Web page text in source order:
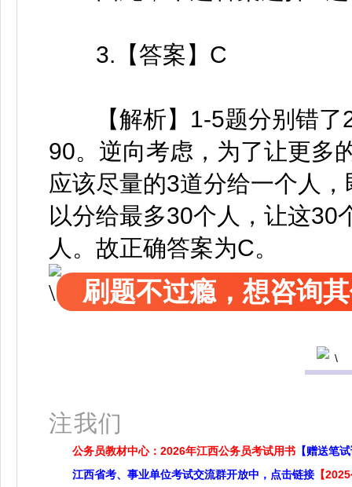
3.【答案】C
【解析】1-5题分别错了
90。逆向考虑，为了让更多
应该尽量的3道分给一个人
以分给最多30个人，让这30
人。故正确答案为C。
刷题不过瘾，想咨询
注我们
公务员教材中心：2026年江西公务员考试用书 【赠送笔
江西省考、事业单位考试交流群开放中，点击链接 【